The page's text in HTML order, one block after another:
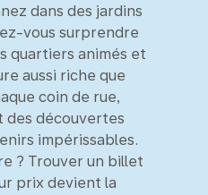
dans des jardins
vous surprendre
quartiers animés et
aussi riche que
coin de rue,
des découvertes
impérissables.
? Trouver un billet
prix devient la